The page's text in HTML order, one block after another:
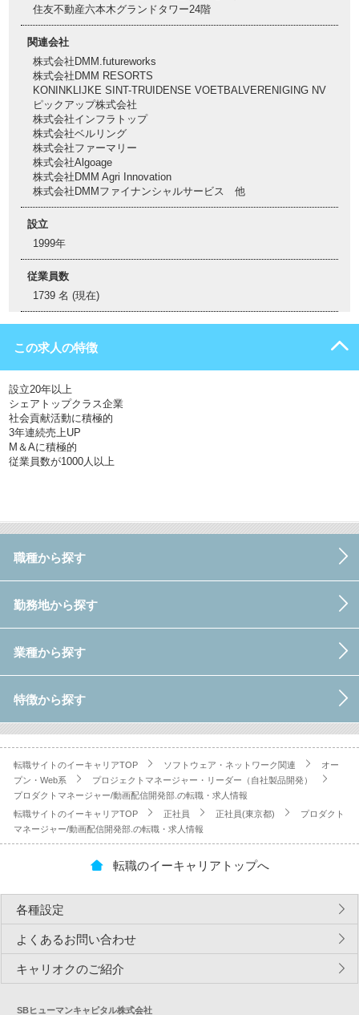
住友不動産六本木グランドタワー24階
関連会社
株式会社DMM.futureworks
株式会社DMM RESORTS
KONINKLIJKE SINT-TRUIDENSE VOETBALVERENIGING NV
ピックアップ株式会社
株式会社インフラトップ
株式会社ベルリング
株式会社ファーマリー
株式会社Algoage
株式会社DMM Agri Innovation
株式会社DMMファイナンシャルサービス 他
設立
1999年
従業員数
1739 名 (現在)
この求人の特徴
設立20年以上
シェアトップクラス企業
社会貢献活動に積極的
3年連続売上UP
M＆Aに積極的
従業員数が1000人以上
職種から探す
勤務地から探す
業種から探す
特徴から探す
転職サイトのイーキャリアTOP ソフトウェア・ネットワーク関連
オー
プン・Web系
プロジェクトマネージャー・リーダー（自社製品開発）
プロダクトマネージャー/動画配信開発部.の転職・求人情報
転職サイトのイーキャリアTOP
正社員 正社員(東京都)
プロダクト
マネージャー/動画配信開発部.の転職・求人情報
転職のイーキャリアトップへ
各種設定
よくあるお問い合わせ
キャリオクのご紹介
SBヒューマンキャピタル株式会社